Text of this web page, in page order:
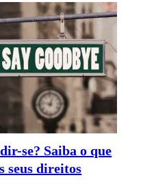
se? Saiba o que
seus direitos